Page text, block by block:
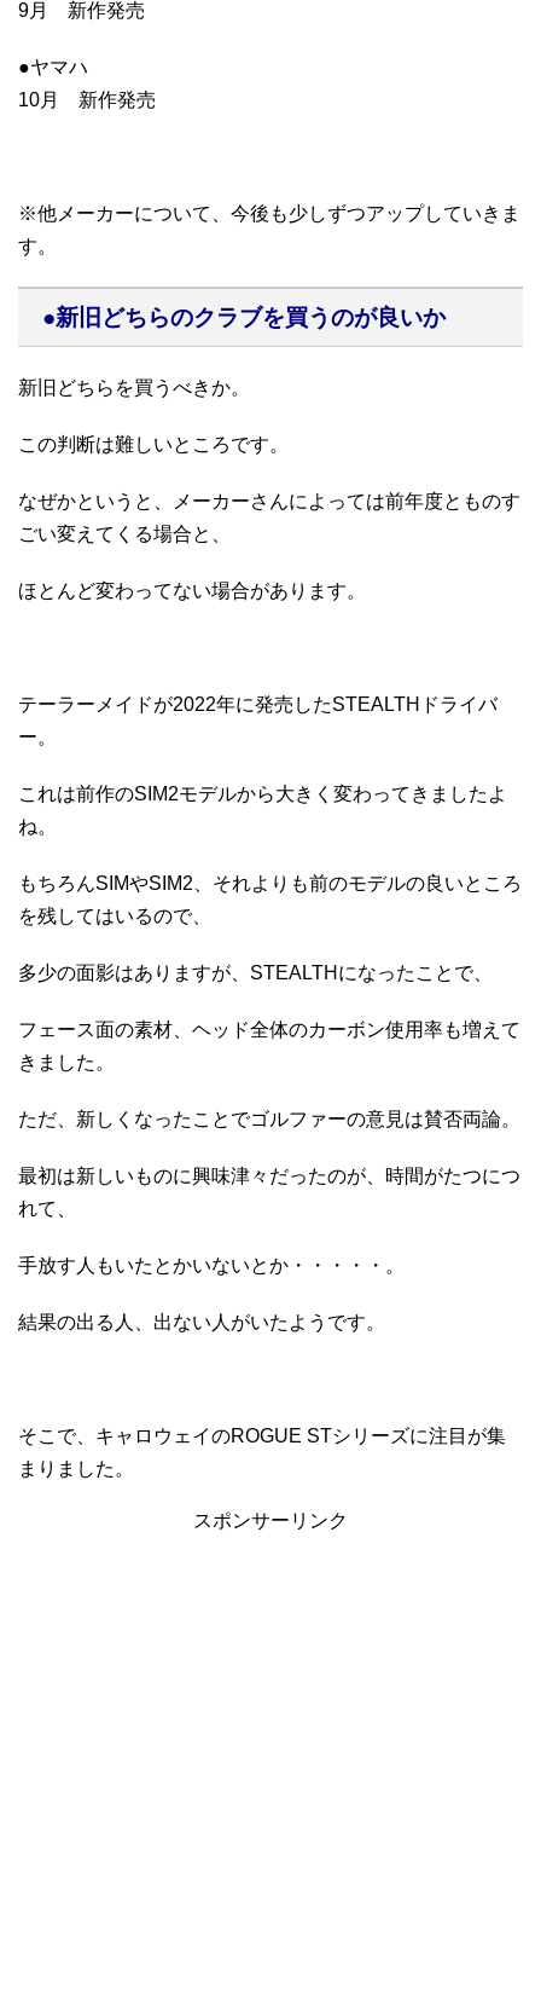
9月 新作発売
●ヤマハ
10月 新作発売
※他メーカーについて、今後も少しずつアップしていきま
す。
●新旧どちらのクラブを買うのが良いか
新旧どちらを買うべきか。
この判断は難しいところです。
なぜかというと、メーカーさんによっては前年度とものす
ごい変えてくる場合と、
ほとんど変わってない場合があります。
テーラーメイドが2022年に発売したSTEALTHドライバ
ー。
これは前作のSIM2モデルから大きく変わってきましたよ
ね。
もちろんSIMやSIM2、それよりも前のモデルの良いところ
を残してはいるので、
多少の面影はありますが、STEALTHになったことで、
フェース面の素材、ヘッド全体のカーボン使用率も増えて
きました。
ただ、新しくなったことでゴルファーの意見は賛否両論。
最初は新しいものに興味津々だったのが、時間がたつにつ
れて、
手放す人もいたとかいないとか・・・・・。
結果の出る人、出ない人がいたようです。
そこで、キャロウェイのROGUE STシリーズに注目が集
まりました。
スポンサーリンク